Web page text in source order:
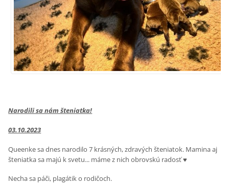
Narodili sa nám šteniatka!
03.10.2023
Queenke sa dnes narodilo 7 krásných, zdravých šteniatok. Mamina aj
šteniatka sa majú k svetu... máme z nich obrovskú radosť ♥
Necha sa páči, plagátik o rodičoch.